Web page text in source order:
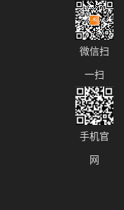
微信扫
一扫
手机官
网